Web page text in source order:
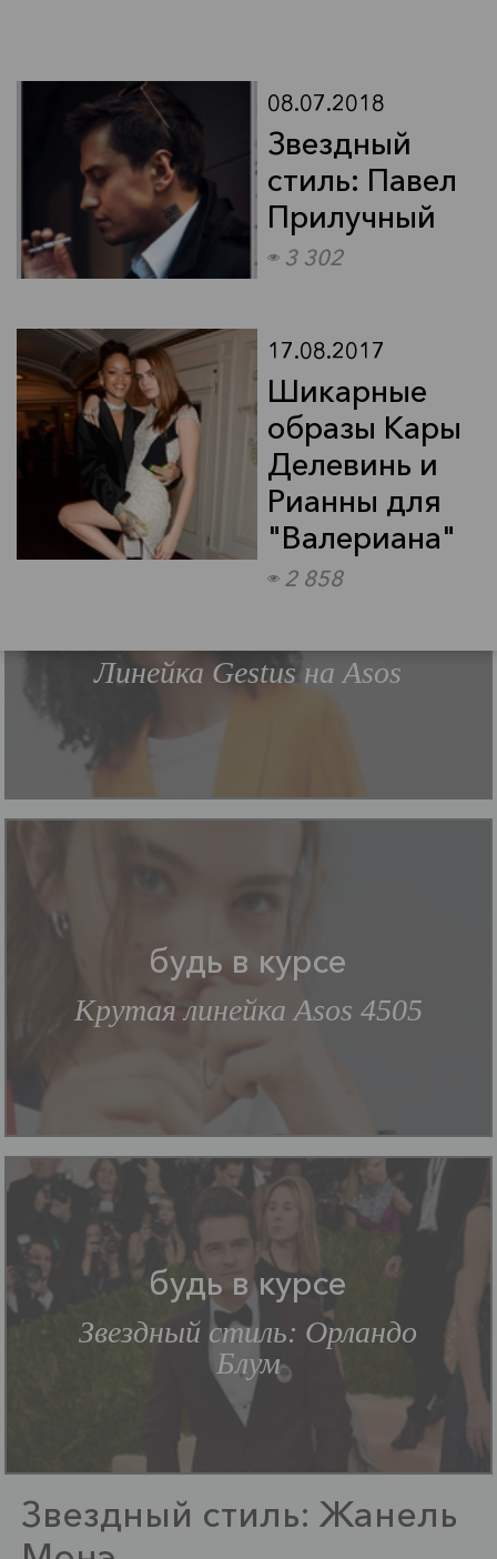
будь в курсе
Звездный стиль: Том Харди
Линейка Gestus на Asos
будь в курсе
Крутая линейка Asos 4505
будь в курсе
Звездный стиль: Орландо
Блум
Звездный стиль: Жанель
08.07.2018
Звездный
стиль: Павел
Прилучный
3 302
17.08.2017
Шикарные
образы Кары
Делевинь и
Рианны для
"Валериана"
2 858